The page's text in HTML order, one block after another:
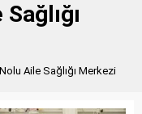
Aile Sağlığı Merkezi